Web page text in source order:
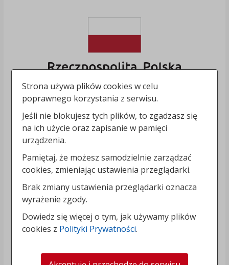
Strona używa plików cookies w celu
poprawnego korzystania z serwisu.
Jeśli nie blokujesz tych plików, to zgadzasz się
na ich użycie oraz zapisanie w pamięci
urządzenia.
Pamiętaj, że możesz samodzielnie zarządzać
cookies, zmieniając ustawienia przeglądarki.
Brak zmiany ustawienia przeglądarki oznacza
wyrażenie zgody.
Dowiedz się więcej o tym, jak używamy plików
cookies z Polityki Prywatności.